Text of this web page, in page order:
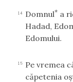
14 Domnul* a
Hadad,
Edomului.
15 Pe vremea
căpetenia